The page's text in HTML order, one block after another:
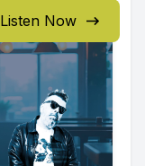
Listen Now